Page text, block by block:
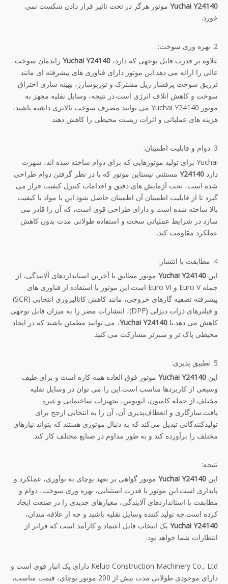
Yuchai Y24140 موتور هرگز در تحت تاثیر قرار دادن شکست نمی
خورد.
2. بهره وری سوخت:
علاوه بر قدرت قابل توجهی که دارد، Yuchai Y24140 راندمان سوخت
عالی را ارائه می دهد.این موتور دارای فناوری های پیشرفته ای مانند
تزریق سوخت پرفشار ریل مشترک و توربوشارژ، بهینه سازی احتراق
سوخت و کاهش اتلاف انرژی است.در نتیجه، وسایل نقلیه مجهز به
موتور Yuchai Y24140 می توانند مصرف سوخت بالاتری داشته باشند،
هزینه های عملیاتی و اثرات زیست محیطی را کاهش دهند.
3. دوام و قابلیت اطمینان:
Yuchai برای تولید موتورهایی که برای دوام ساخته شده اند، شهرت
دارد Y24140 مستثنی نیستاین موتور که با در نظر گرفتن دوام طراحی
شده است، تحت آزمایش های دقیق و اقدامات کنترل کیفیت قرار می
گیرد تا از قابلیت اطمینان آن اطمینان حاصل شود.این با مواد با کیفیت
بالا ساخته شده است و دارای طراحی قوی است، که آن را قادر می
سازد در شرایط عملیاتی سخت و استفاده طولانی مدت بدون کاهش
عملکرد مقاومت کند.
4. مطابقت با انتشار:
این Yuchai Y24140 موتور مطابق با آخرین استانداردهای آلایندگی، از
جمله Euro V و Euro VI است.این موتور با استفاده از فناوری های
پیشرفته تصفیه گازهای خروجی، مانند کاهش کاتالیزوری انتخابی (SCR)
و فیلترهای ذرات دیزلی (DPF)، انتشارات مضر را به میزان قابل توجهی
کاهش می دهد.با Yuchai Y24140، می توانید مطمئن باشید که در ایجاد
محیطی پاک تر و سبزتر مشارکت می کنید.
5. تطبیق پذیری:
این Yuchai Y24140 موتور فوق العاده همه کاره است و برای طیف
وسیعی از کاربردها مناسب است.این را می توان در وسایل نقلیه
مختلف از جمله کامیون، اتوبوس، تجهیزات ساختمانی و غیره
یافت.سازگاری و انعطاف‌پذیری آن، آن را به انتخابی ارجح برای
تولیدکنندگانی تبدیل می‌کند که به دنبال موتوری هستند که بتواند نیازهای
مختلف را برآورده کند و به طور مداوم در صنایع مختلف کار کند.
نتیجه:
این Yuchai Y24140 موتور گواهی بر تعهد یوچای به نوآوری، عملکرد و
پایداری است.این موتور با قدرت استثنایی، بهره وری سوخت، دوام و
مطابقت با استانداردهای آلایندگی، معیارهای جدیدی را در صنعت ایجاد
کرده است.چه تولید کننده وسایل نقلیه باشید و چه از علاقه مندان،
Yuchai Y24140 یک انتخاب قابل اعتماد و کارآمد است که فراتر از
انتظارات شما خواهد بود.
Keluo Construction Machinery Co., Ltd دارای یک انبار قوی است و
دارای موجودی طولانی مدت بیش از 200 موتور یوچای، قیمت مناسب،